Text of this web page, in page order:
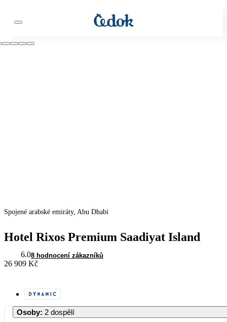
Spojené arabské emiráty, Abu Dhabi
Hotel Rixos Premium Saadiyat Island
6.08 hodnocení zákazníků
26 909 Kč
Osoby: 2 dospělí